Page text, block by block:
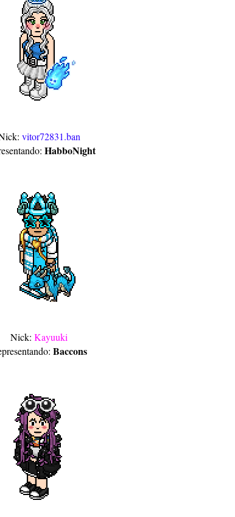
vitor72831.ban
HabboNight
Nick: Kayuuki
Baccons